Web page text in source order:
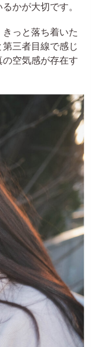
かが大切です。
っと落ち着いた
三者目線で感じ
空気感が存在す